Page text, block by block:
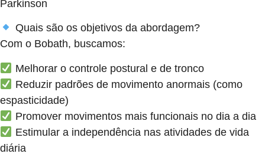
Parkinson
Quais são os objetivos da abordagem?
Com o Bobath, buscamos:
Melhorar o controle postural e de tronco
Reduzir padrões de movimento anormais (como
espasticidade)
Promover movimentos mais funcionais no dia a dia
Estimular a independência nas atividades de vida
diária